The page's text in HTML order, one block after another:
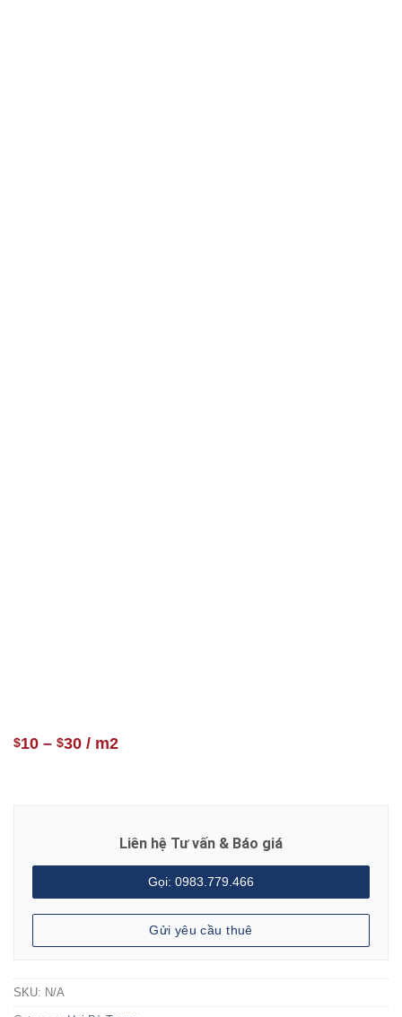
$10 – $30 / m2
Liên hệ Tư vấn & Báo giá
Gọi: 0983.779.466
Gửi yêu cầu thuê
SKU: N/A